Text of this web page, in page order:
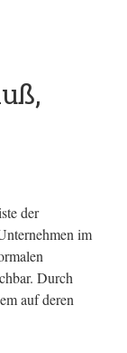
der
im
Durch
auf deren